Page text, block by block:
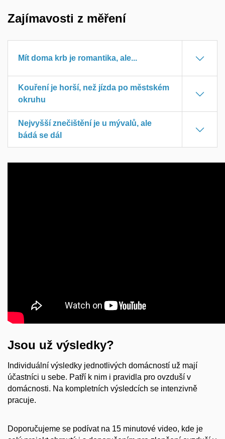
Zajímavosti z měření
Mít doma krb je romantika, ale...
Kouření je horší, než jízda po městském
okruhu
Nejvyšší znečištění je u mývalů, ale
bádá se dál
Jsou už výsledky?
Individuální výsledky jednotlivých domácností už mají
účastníci u sebe. Patří k nim i pravidla pro ovzduší v
domácnosti. Na kompletních výsledcích se intenzivně
pracuje.
Doporučujeme se podívat na 15 minutové video, kde je